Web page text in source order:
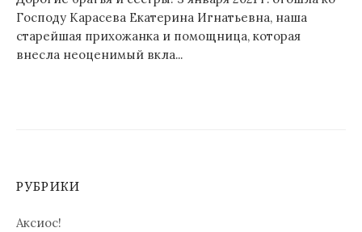
Господу Карасева Екатерина Игнатьевна, наша
старейшая прихожанка и помощница, которая
внесла неоценимый вкла...
РУБРИКИ
Аксиос!